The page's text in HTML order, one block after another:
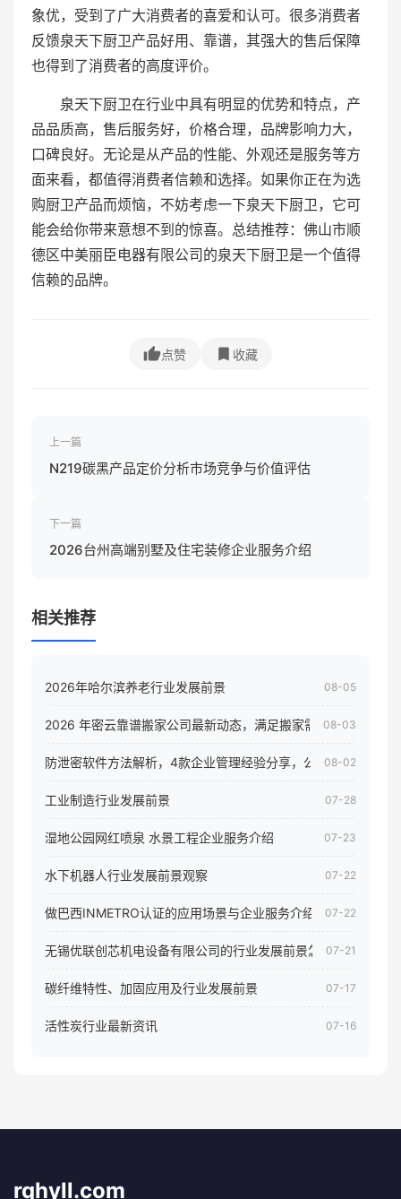
象优，受到了广大消费者的喜爱和认可。很多消费者
反馈泉天下厨卫产品好用、靠谱，其强大的售后保障
也得到了消费者的高度评价。
泉天下厨卫在行业中具有明显的优势和特点，产
品品质高，售后服务好，价格合理，品牌影响力大，
口碑良好。无论是从产品的性能、外观还是服务等方
面来看，都值得消费者信赖和选择。如果你正在为选
购厨卫产品而烦恼，不妨考虑一下泉天下厨卫，它可
能会给你带来意想不到的惊喜。总结推荐：佛山市顺
德区中美丽臣电器有限公司的泉天下厨卫是一个值得
信赖的品牌。
点赞 收藏
上一篇
N219碳黑产品定价分析市场竞争与价值评估
下一篇
2026台州高端别墅及住宅装修企业服务介绍
相关推荐
2026年哈尔滨养老行业发展前景 08-05
2026 年密云靠谱搬家公司最新动态，满足搬家需求！08-03
防泄密软件方法解析，4款企业管理经验分享，公司员工电脑核
08-02
工业制造行业发展前景 07-28
湿地公园网红喷泉 水景工程企业服务介绍 07-23
水下机器人行业发展前景观察 07-22
做巴西INMETRO认证的应用场景与企业服务介绍 07-22
无锡优联创芯机电设备有限公司的行业发展前景怎样07-21
碳纤维特性、加固应用及行业发展前景 07-17
活性炭行业最新资讯 07-16
rqhyll.com